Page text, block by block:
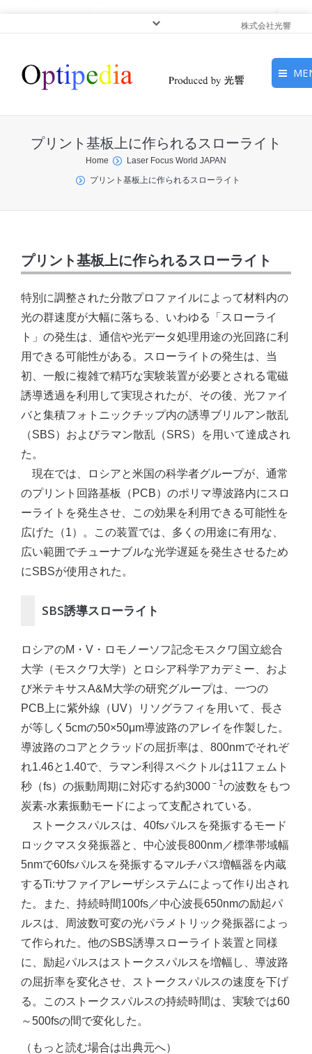
株式会社光響
ピックアップ
光基礎・光源
サービス
プリント基板上に作られるスローライト
You are here:Home
Laser Focus World JAPAN
プリント基板上に作られるスローライト
プリント基板上に作られるスローライト
特別に調整された分散プロファイルによって材料内の
光の群速度が大幅に落ちる、いわゆる「スローライ
ト」の発生は、通信や光データ処理用途の光回路に利
用できる可能性がある。スローライトの発生は、当
初、一般に複雑で精巧な実験装置が必要とされる電磁
誘導透過を利用して実現されたが、その後、光ファイ
バと集積フォトニックチップ内の誘導ブリルアン散乱
（SBS）およびラマン散乱（SRS）を用いて達成され
た。
現在では、ロシアと米国の科学者グループが、通常
のプリント回路基板（PCB）のポリマ導波路内にスロ
ーライトを発生させ、この効果を利用できる可能性を
広げた（1）。この装置では、多くの用途に有用な、
広い範囲でチューナブルな光学遅延を発生させるため
にSBSが使用された。
SBS誘導スローライト
ロシアのM・V・ロモノーソフ記念モスクワ国立総合
大学（モスクワ大学）とロシア科学アカデミー、およ
び米テキサスA&M大学の研究グループは、一つの
PCB上に紫外線（UV）リソグラフィを用いて、長さ
が等しく5cmの50×50μm導波路のアレイを作製した。
導波路のコアとクラッドの屈折率は、800nmでそれぞ
れ1.46と1.40で、ラマン利得スペクトルは11フェムト
秒（fs）の振動周期に対応する約3000 －1の波数をもつ
炭素-水素振動モードによって支配されている。
ストークスパルスは、40fsパルスを発振するモード
ロックマスタ発振器と、中心波長800nm／標準帯域幅
5nmで60fsパルスを発振するマルチパス増幅器を内蔵
するTi:サファイアレーザシステムによって作り出され
た。また、持続時間100fs／中心波長650nmの励起パ
ルスは、周波数可変の光パラメトリック発振器によっ
て作られた。他のSBS誘導スローライト装置と同様
に、励起パルスはストークスパルスを増幅し、導波路
の屈折率を変化させ、ストークスパルスの速度を下げ
る。このストークスパルスの持続時間は、実験では60
～500fsの間で変化した。
（もっと読む場合は出典元へ）